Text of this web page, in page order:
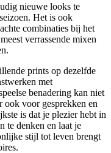
nieuwe looks te
Het is ook
combinaties bij het
verrassende mixen
prints op dezelfde
met
benadering kan niet
ook voor gesprekken en
is dat je plezier hebt in
te denken en laat je
stijl tot leven brengt